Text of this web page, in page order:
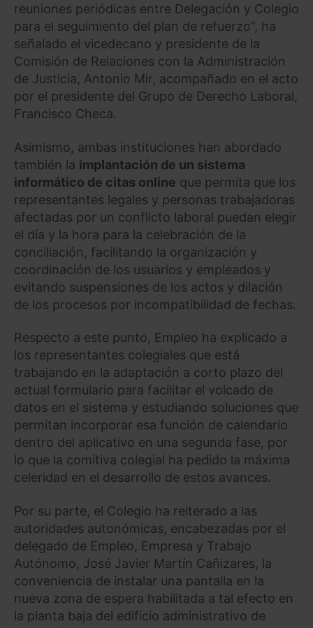
reuniones periódicas entre Delegación y Colegio
para el seguimiento del plan de refuerzo”, ha
señalado el vicedecano y presidente de la
Comisión de Relaciones con la Administración
de Justicia, Antonio Mir, acompañado en el acto
por el presidente del Grupo de Derecho Laboral,
Francisco Checa.
Asimismo, ambas instituciones han abordado
también la implantación de un sistema
informático de citas online que permita que los
representantes legales y personas trabajadoras
afectadas por un conflicto laboral puedan elegir
el día y la hora para la celebración de la
conciliación, facilitando la organización y
coordinación de los usuarios y empleados y
evitando suspensiones de los actos y dilación
de los procesos por incompatibilidad de fechas.
Respecto a este punto, Empleo ha explicado a
los representantes colegiales que está
trabajando en la adaptación a corto plazo del
actual formulario para facilitar el volcado de
datos en el sistema y estudiando soluciones que
permitan incorporar esa función de calendario
dentro del aplicativo en una segunda fase, por
lo que la comitiva colegial ha pedido la máxima
celeridad en el desarrollo de estos avances.
Por su parte, el Colegio ha reiterado a las
autoridades autonómicas, encabezadas por el
delegado de Empleo, Empresa y Trabajo
Autónomo, José Javier Martín Cañizares, la
conveniencia de instalar una pantalla en la
nueva zona de espera habilitada a tal efecto en
la planta baja del edificio administrativo de